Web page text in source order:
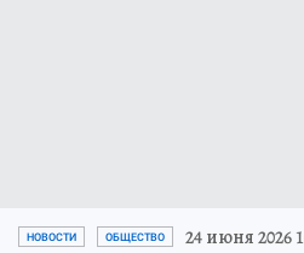
НОВОСТИ ОБЩЕСТВО 24 июня 2026